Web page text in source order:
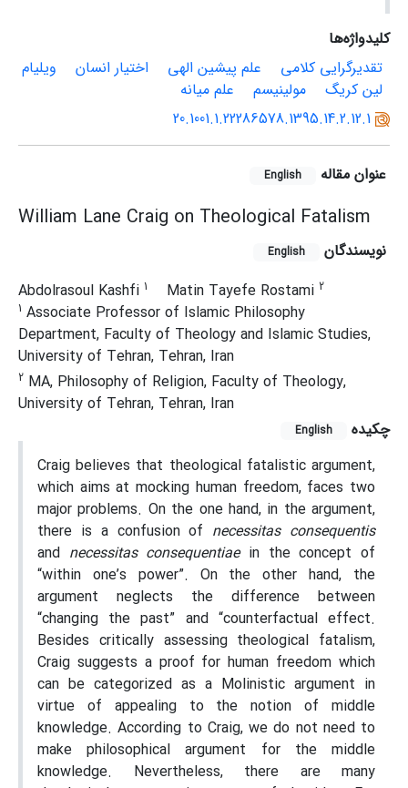
کلیدواژه‌ها
تقدیرگرایی کلامی
علم پیشین الهی اختیار انسان
ویلیام
لین کریگ
مولینیسم
علم میانه
20.1001.1.22286578.1395.14.2.12.1
عنوان مقاله English
William Lane Craig on Theological Fatalism
نویسندگان English
Abdolrasoul Kashfi 1 Matin Tayefe Rostami 2
1 Associate Professor of Islamic Philosophy
Department, Faculty of Theology and Islamic Studies,
University of Tehran, Tehran, Iran
2 MA, Philosophy of Religion, Faculty of Theology,
University of Tehran, Tehran, Iran
چکیده
English
Craig believes that theological fatalistic argument,
which aims at mocking human freedom, faces two
major problems. On the one hand, in the argument,
there is a confusion of necessitas consequentis
and necessitas consequentiaein the concept of
“within one’s power”. On the other hand, the
argument neglects the difference between
“changing the past” and “counterfactual effect.
Besides critically assessing theological fatalism,
Craig suggests a proof for human freedom which
can be categorized as a Molinistic argument in
virtue of appealing to the notion of middle
knowledge. According to Craig, we do not need to
make philosophical argument for the middle
knowledge. Nevertheless, there are many